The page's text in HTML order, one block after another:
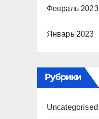
Февраль 2023
Январь 2023
Рубрики
Uncategorised